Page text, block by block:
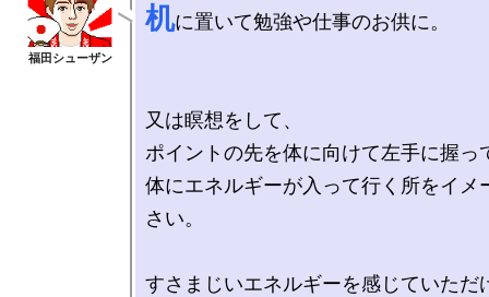
机に置いて勉強や仕事のお供に。
又は瞑想をして、
ポイントの先を体に向けて左手に握っ
体にエネルギーが入って行く所をイメ
さい。
すさまじいエネルギーを感じていただ